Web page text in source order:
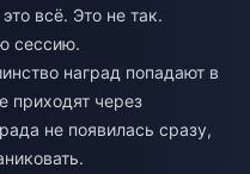
всё. Это не так.
сессию.
наград попадают в
приходят через
не появилась сразу,